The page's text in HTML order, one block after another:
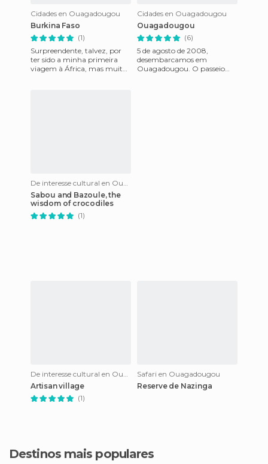
Cidades en Ouagadougou
Burkina Faso
(1)
Surpreendente, talvez, por
ter sido a minha primeira
viagem à África, mas muito
Cidades en Ouagadougou
Ouagadougou
(6)
5 de agosto de 2008,
desembarcamos em
Ouagadougou. O passeio
De interesse cultural en Ouagadougou
Sabou and Bazoule, the
wisdom of crocodiles
(1)
De interesse cultural en Ouagadougou
Artisan village
(1)
Safari en Ouagadougou
Reserve de Nazinga
Destinos mais populares